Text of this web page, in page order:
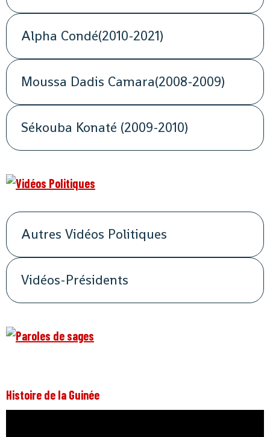
Alpha Condé(2010-2021)
Moussa Dadis Camara(2008-2009)
Sékouba Konaté (2009-2010)
Autres Vidéos Politiques
Vidéos-Présidents
Histoire de la Guinée